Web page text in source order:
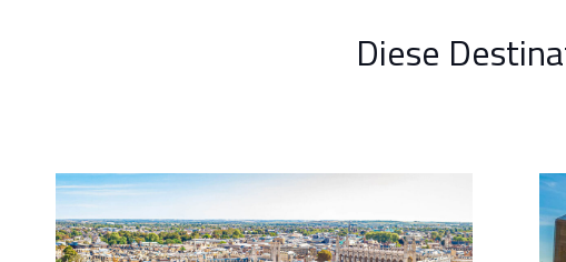
Diese